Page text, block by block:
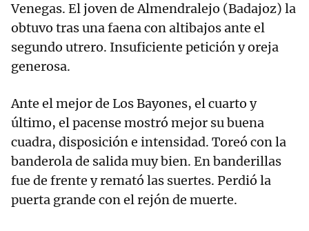
Venegas. El joven de Almendralejo (Badajoz) la
obtuvo tras una faena con altibajos ante el
segundo utrero. Insuficiente petición y oreja
generosa.
Ante el mejor de Los Bayones, el cuarto y
último, el pacense mostró mejor su buena
cuadra, disposición e intensidad. Toreó con la
banderola de salida muy bien. En banderillas
fue de frente y remató las suertes. Perdió la
puerta grande con el rejón de muerte.